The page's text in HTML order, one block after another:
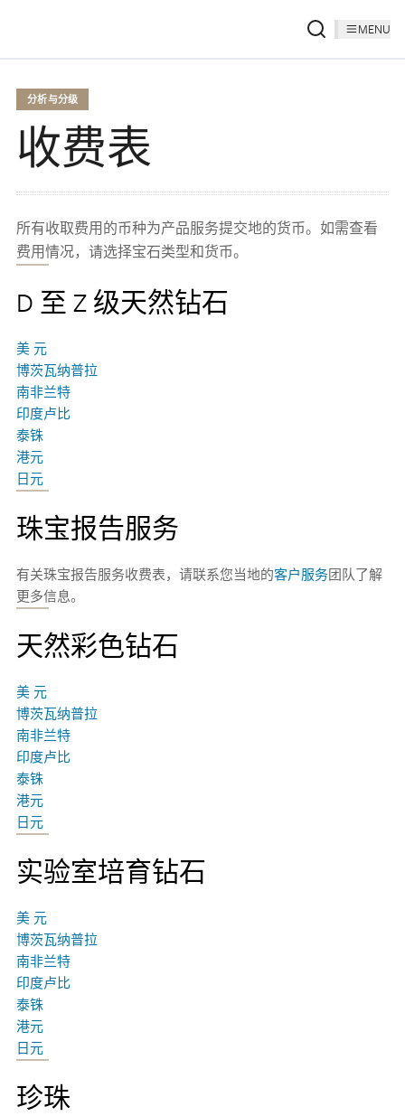
MENU
分析与分级
收费表
所有收取费用的币种为产品服务提交地的货币。如需查看
费用情况，请选择宝石类型和货币。
D 至 Z 级天然钻石
美 元
博茨瓦纳普拉
南非兰特
印度卢比
泰铢
港元
日元
珠宝报告服务
有关珠宝报告服务收费表，请联系您当地的客户服务团队了解
更多信息。
天然彩色钻石
美 元
博茨瓦纳普拉
南非兰特
印度卢比
泰铢
港元
日元
实验室培育钻石
美 元
博茨瓦纳普拉
南非兰特
印度卢比
泰铢
港元
日元
珍珠